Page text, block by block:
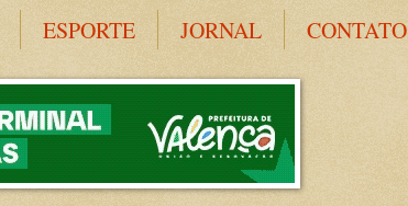
ESPORTE JORNAL CONTATO